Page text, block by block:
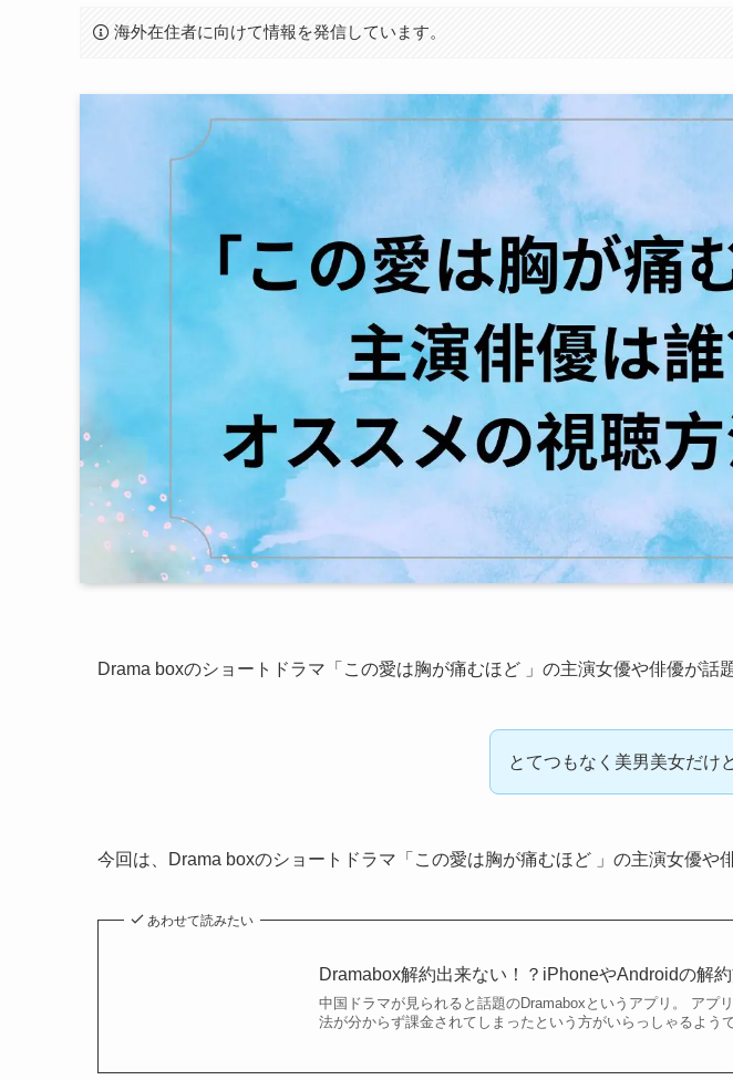
海外在住者に向けて情報を発信しています。
Drama boxのショートドラマ「この愛は胸が痛むほど 」の主演女優や俳優が話題
とてつもなく美男美女だけ
今回は、Drama boxのショートドラマ「この愛は胸が痛むほど 」の主演女優や
あわせて読みたい
Dramabox解約出来ない！？iPhoneやAndroidの解約
中国ドラマが見られると話題のDramaboxというアプリ。 アプ
法が分からず課金されてしまったという方がいらっしゃるよう